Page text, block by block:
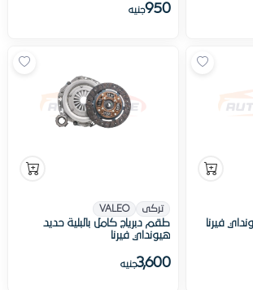
950جنيه
فيرنا
تركى VALEO
طقم دبرياج كامل بالبلية حديد
هيونداي فيرنا
3,600جنيه